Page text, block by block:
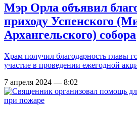
Мэр Орла объявил
приходу Успенского
Архангельского) собора
Храм получил благодарность главы
участие в проведении ежегодной
7 апреля 2024 — 8:02